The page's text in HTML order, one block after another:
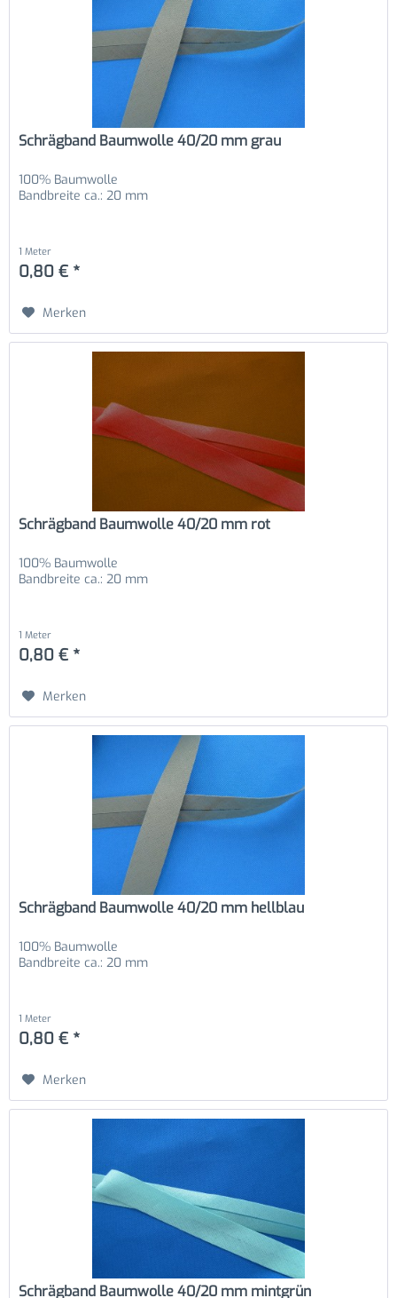
Schrägband Baumwolle 40/20 mm grau
100% Baumwolle
Bandbreite ca.: 20 mm
1 Meter
0,80 € *
Merken
Schrägband Baumwolle 40/20 mm rot
100% Baumwolle
Bandbreite ca.: 20 mm
1 Meter
0,80 € *
Merken
Schrägband Baumwolle 40/20 mm hellblau
100% Baumwolle
Bandbreite ca.: 20 mm
1 Meter
0,80 € *
Merken
Schrägband Baumwolle 40/20 mm mintgrün